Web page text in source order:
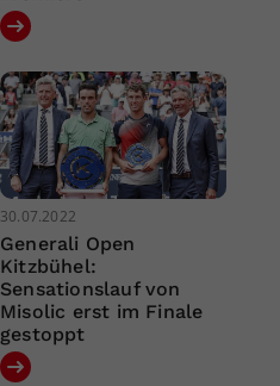
30.07.2022
Generali Open
Kitzbühel:
Sensationslauf von
Misolic erst im Finale
gestoppt